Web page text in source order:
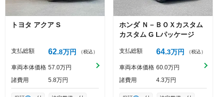
トヨタ アクア S
支払総額 62 8万円 （税込）
車両本体価格 57 0万円
諸費用
5 8万円
ホンダ Ｎ－ＢＯＸカスタム
カスタム G Lパッケージ
支払総額 64 3万円 （税込）
車両本体価格 60 0万円
諸費用
4 3万円